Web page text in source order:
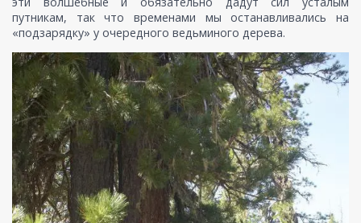
путникам, так что временами мы останавливались на
«подзарядку» у очередного ведьминого дерева.